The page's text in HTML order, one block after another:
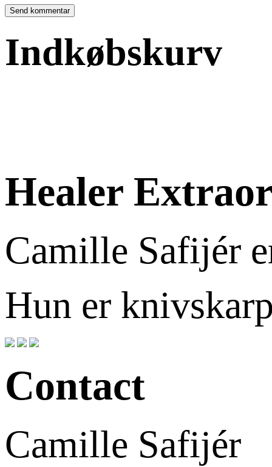
Indkøbskurv
Healer
Camille Safijér
Hun er
Contact
Camille Safijér